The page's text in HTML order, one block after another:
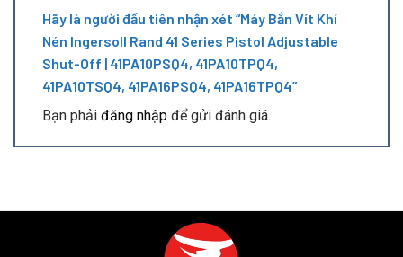
Hãy là người đầu tiên nhận xét “Máy Bắn Vít Khí
Nén Ingersoll Rand 41 Series Pistol Adjustable
Shut-Off | 41PA10PSQ4, 41PA10TPQ4,
41PA10TSQ4, 41PA16PSQ4, 41PA16TPQ4”
Bạn phải đăng nhập để gửi đánh giá.